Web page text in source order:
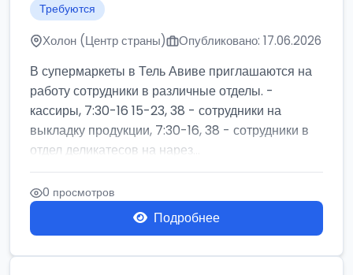
Требуются
Холон (Центр страны) Опубликовано: 17.06.2026
В супермаркеты в Тель Авиве приглашаются на
работу сотрудники в различные отделы. -
кассиры, 7:30-16 15-23, 38 - сотрудники на
выкладку продукции, 7:30-16, 38 - сотрудники в
отдел деликатесов на нарез...
0 просмотров
Подробнее